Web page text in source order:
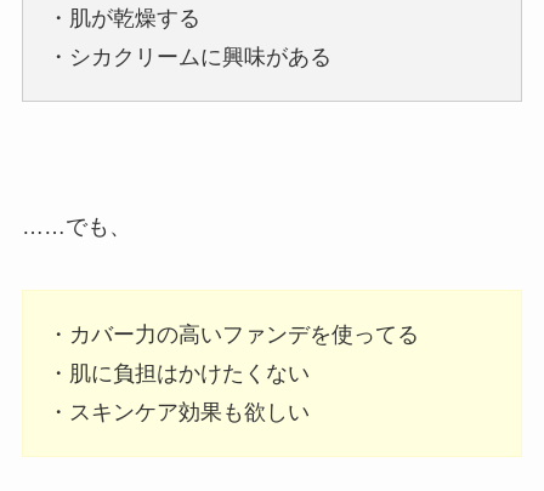
・肌が乾燥する
・シカクリームに興味がある
……でも、
・カバー力の高いファンデを使ってる
・肌に負担はかけたくない
・スキンケア効果も欲しい